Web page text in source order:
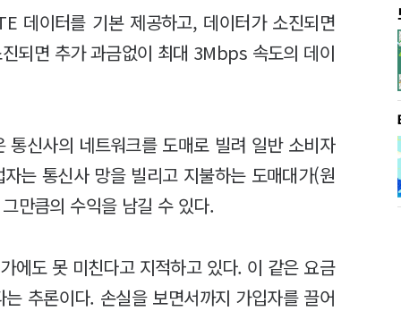
데이터를 기본 제공하고, 데이터가 소진되면
되면 추가 과금없이 최대 3Mbps 속도의 데이
신사의 네트워크를 도매로 빌려 일반 소비자
는 통신사 망을 빌리고 지불하는 도매대가(원
만큼의 수익을 남길 수 있다.
에도 못 미친다고 지적하고 있다. 이 같은 요금
추론이다. 손실을 보면서까지 가입자를 끌어